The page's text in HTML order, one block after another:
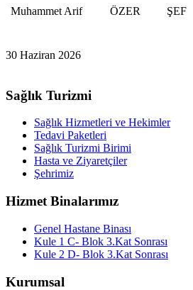
Muhammet Arif
ÖZER ŞEF
30 Haziran 2026
Sağlık Turizmi
Sağlık Hizmetleri ve Hekimler
Tedavi Paketleri
Sağlık Turizmi Birimi
Hasta ve Ziyaretçiler
Şehrimiz
Hizmet Binalarımız
Genel Hastane Binası
Kule 1 C- Blok 3.Kat Sonrası
Kule 2 D- Blok 3.Kat Sonrası
Kurumsal